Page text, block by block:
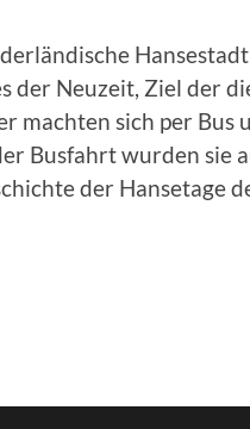
der Neuzeit, Ziel der
machten sich per Bus
Busfahrt wurden sie
der Hansetage